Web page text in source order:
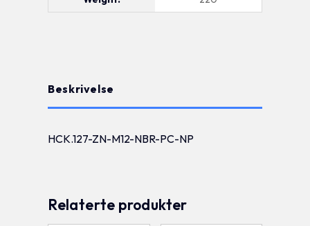
Beskrivelse
HCK.127-ZN-M12-NBR-PC-NP
Relaterte produkter